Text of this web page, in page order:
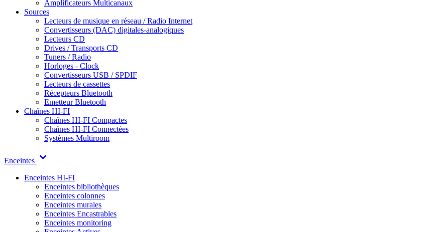
Amplificateurs Multicanaux
Sources
Lecteurs de musique en réseau / Radio Internet
Convertisseurs (DAC) digitales-analogiques
Lecteurs CD
Drives / Transports CD
Tuners / Radio
Horloges - Clock
Convertisseurs USB / SPDIF
Lecteurs de cassettes
Récepteurs Bluetooth
Emetteur Bluetooth
Chaînes HI-FI
Chaînes HI-FI Compactes
Chaînes HI-FI Connectées
Systèmes Multiroom
Enceintes
Enceintes HI-FI
Enceintes bibliothèques
Enceintes colonnes
Enceintes murales
Enceintes Encastrables
Enceintes monitoring